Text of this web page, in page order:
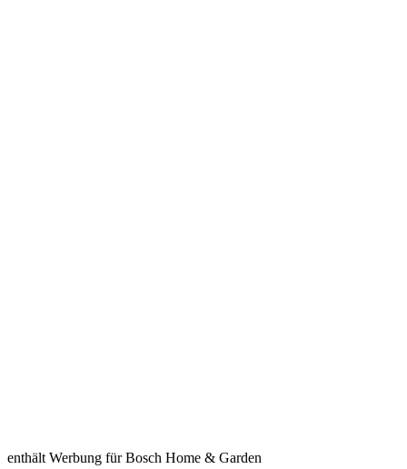
enthält Werbung für Bosch Home & Garden